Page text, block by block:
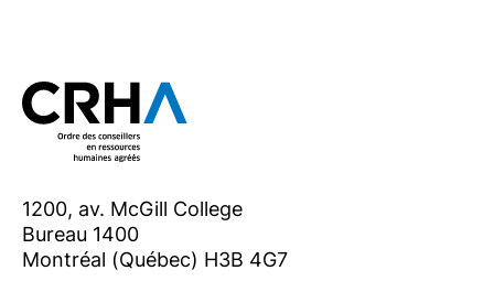
1200, av. McGill College
Bureau 1400
Montréal (Québec) H3B 4G7